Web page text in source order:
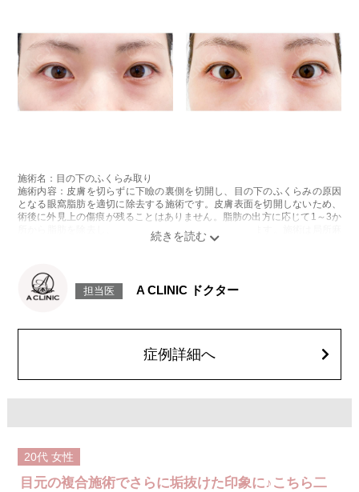
施術名：目の下のふくらみ取り
施術内容：皮膚を切らずに下瞼の裏側を切開し、目の下のふくらみの原因
となる眼窩脂肪を適切に除去する施術です。皮膚表面を切開しないため、
術後に外見上の傷痕が残ることはありません。脂肪の出方に応じて1～3か
所から脂肪を除去し、目の下の凹凸をなめらかに整えます。施術は局所麻
後一時的に生じることがございますが、通常は数日〜1週間程度で自然に軽
快します。また、稀に細菌感染症、ふくらみの残り・凹み、しわ・たるみ
オプション：笑気麻酔 3,300円(税込)
担当医 A CLINIC ドクター
症例詳細へ
20代 女性
目元の複合施術でさらに垢抜けた印象に♪こちら二